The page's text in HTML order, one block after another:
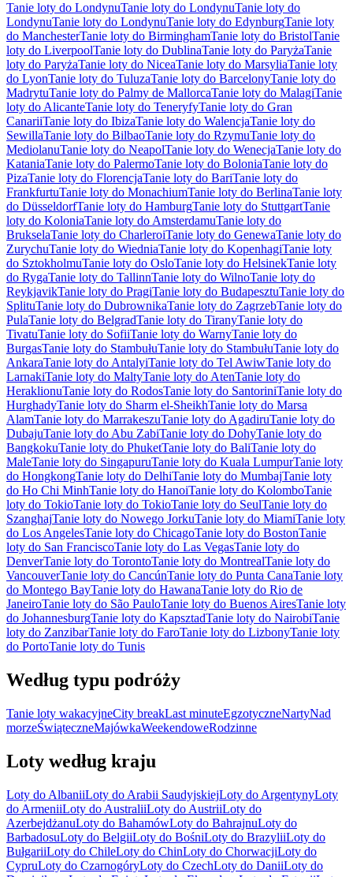
Tanie loty do LondynuTanie loty do LondynuTanie loty do
LondynuTanie loty do LondynuTanie loty do EdynburgTanie loty
do ManchesterTanie loty do BirminghamTanie loty do BristolTanie
loty do LiverpoolTanie loty do DublinaTanie loty do ParyżaTanie
loty do ParyżaTanie loty do NiceaTanie loty do MarsyliaTanie loty
do LyonTanie loty do TuluzaTanie loty do BarcelonyTanie loty do
MadrytuTanie loty do Palmy de MallorcaTanie loty do MalagiTanie
loty do AlicanteTanie loty do TeneryfyTanie loty do Gran
CanariiTanie loty do IbizaTanie loty do WalencjaTanie loty do
SewillaTanie loty do BilbaoTanie loty do RzymuTanie loty do
MediolanuTanie loty do NeapolTanie loty do WenecjaTanie loty do
KataniaTanie loty do PalermoTanie loty do BoloniaTanie loty do
PizaTanie loty do FlorencjaTanie loty do BariTanie loty do
FrankfurtuTanie loty do MonachiumTanie loty do BerlinaTanie loty
do DüsseldorfTanie loty do HamburgTanie loty do StuttgartTanie
loty do KoloniaTanie loty do AmsterdamuTanie loty do
BrukselaTanie loty do CharleroiTanie loty do GenewaTanie loty do
ZurychuTanie loty do WiedniaTanie loty do KopenhagiTanie loty
do SztokholmuTanie loty do OsloTanie loty do HelsinekTanie loty
do RygaTanie loty do TallinnTanie loty do WilnoTanie loty do
ReykjavikTanie loty do PragiTanie loty do BudapesztuTanie loty do
SplituTanie loty do DubrownikaTanie loty do ZagrzebTanie loty do
PulaTanie loty do BelgradTanie loty do TiranyTanie loty do
TivatuTanie loty do SofiiTanie loty do WarnyTanie loty do
BurgasTanie loty do StambułuTanie loty do StambułuTanie loty do
AnkaraTanie loty do AntalyiTanie loty do Tel AwiwTanie loty do
LarnakiTanie loty do MaltyTanie loty do AtenTanie loty do
HeraklionuTanie loty do RodosTanie loty do SantoriniTanie loty do
HurghadyTanie loty do Sharm el-SheikhTanie loty do Marsa
AlamTanie loty do MarrakeszuTanie loty do AgadiruTanie loty do
DubajuTanie loty do Abu ZabiTanie loty do DohyTanie loty do
BangkokuTanie loty do PhuketTanie loty do BaliTanie loty do
MaleTanie loty do SingapuruTanie loty do Kuala LumpurTanie loty
do HongkongTanie loty do DelhiTanie loty do MumbajTanie loty
do Ho Chi MinhTanie loty do HanoiTanie loty do KolomboTanie
loty do TokioTanie loty do TokioTanie loty do SeulTanie loty do
SzanghajTanie loty do Nowego JorkuTanie loty do MiamiTanie loty
do Los AngelesTanie loty do ChicagoTanie loty do BostonTanie
loty do San FranciscoTanie loty do Las VegasTanie loty do
DenverTanie loty do TorontoTanie loty do MontrealTanie loty do
VancouverTanie loty do CancúnTanie loty do Punta CanaTanie loty
do Montego BayTanie loty do HawanaTanie loty do Rio de
JaneiroTanie loty do São PauloTanie loty do Buenos AiresTanie loty
do JohannesburgTanie loty do KapsztadTanie loty do NairobiTanie
loty do ZanzibarTanie loty do FaroTanie loty do LizbonyTanie loty
do PortoTanie loty do Tunis
Według typu podróży
Tanie loty wakacyjneCity breakLast minuteEgzotyczneNartyNad
morzeŚwiąteczneMajówkaWeekendoweRodzinne
Loty według kraju
Loty do AlbaniiLoty do Arabii SaudyjskiejLoty do ArgentynyLoty
do ArmeniiLoty do AustraliiLoty do AustriiLoty do
AzerbejdżanuLoty do BahamówLoty do BahrajnuLoty do
BarbadosuLoty do BelgiiLoty do BośniLoty do BrazyliiLoty do
BułgariiLoty do ChileLoty do ChinLoty do ChorwacjiLoty do
CypruLoty do CzarnogóryLoty do CzechLoty do DaniiLoty do